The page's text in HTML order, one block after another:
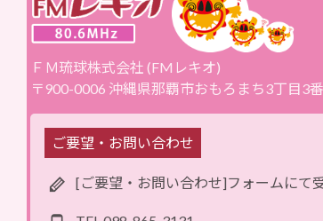
ＦＭ琉球株式会社 (FMレキオ)
〒900-0006 沖縄県那覇市おもろまち3丁目3
ご要望・お問い合わせ
[ご要望・お問い合わせ]フォームにて